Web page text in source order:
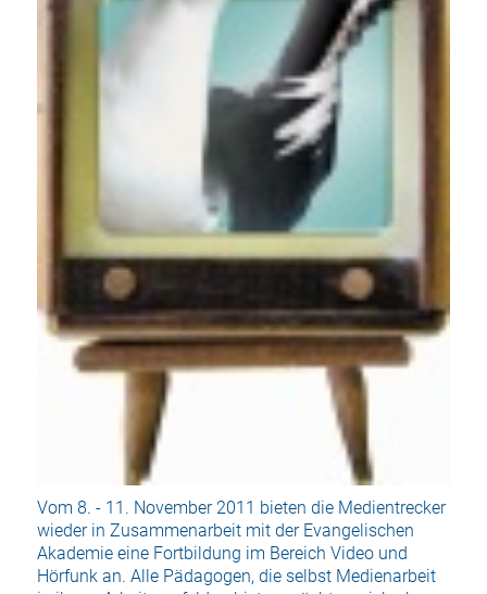
Vom 8. - 11. November 2011 bieten die Medientrecker
wieder in Zusammenarbeit mit der Evangelischen
Akademie eine Fortbildung im Bereich Video und
Hörfunk an. Alle Pädagogen, die selbst Medienarbeit